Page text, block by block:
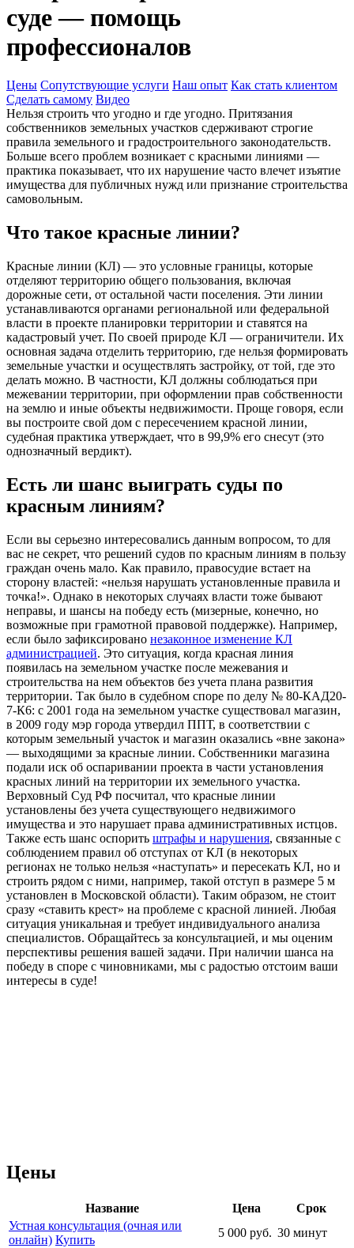
суде — помощь
профессионалов
Цены Сопутствующие услуги Наш опыт Как стать клиентом
Сделать самому Видео
Нельзя строить что угодно и где угодно. Притязания
собственников земельных участков сдерживают строгие
правила земельного и градостроительного законодательств.
Больше всего проблем возникает с красными линиями —
практика показывает, что их нарушение часто влечет изъятие
имущества для публичных нужд или признание строительства
самовольным.
Что такое красные линии?
Красные линии (КЛ) — это условные границы, которые
отделяют территорию общего пользования, включая
дорожные сети, от остальной части поселения. Эти линии
устанавливаются органами региональной или федеральной
власти в проекте планировки территории и ставятся на
кадастровый учет. По своей природе КЛ — ограничители. Их
основная задача отделить территорию, где нельзя формировать
земельные участки и осуществлять застройку, от той, где это
делать можно. В частности, КЛ должны соблюдаться при
межевании территории, при оформлении прав собственности
на землю и иные объекты недвижимости. Проще говоря, если
вы построите свой дом с пересечением красной линии,
судебная практика утверждает, что в 99,9% его снесут (это
однозначный вердикт).
Есть ли шанс выиграть суды по
красным линиям?
Если вы серьезно интересовались данным вопросом, то для
вас не секрет, что решений судов по красным линиям в пользу
граждан очень мало. Как правило, правосудие встает на
сторону властей: «нельзя нарушать установленные правила и
точка!». Однако в некоторых случаях власти тоже бывают
неправы, и шансы на победу есть (мизерные, конечно, но
возможные при грамотной правовой поддержке). Например,
если было зафиксировано незаконное изменение КЛ
администрацией. Это ситуация, когда красная линия
появилась на земельном участке после межевания и
строительства на нем объектов без учета плана развития
территории. Так было в судебном споре по делу № 80-КАД20-
7-К6: с 2001 года на земельном участке существовал магазин,
в 2009 году мэр города утвердил ППТ, в соответствии с
которым земельный участок и магазин оказались «вне закона»
— выходящими за красные линии. Собственники магазина
подали иск об оспаривании проекта в части установления
красных линий на территории их земельного участка.
Верховный Суд РФ посчитал, что красные линии
установлены без учета существующего недвижимого
имущества и это нарушает права административных истцов.
Также есть шанс оспорить штрафы и нарушения, связанные с
соблюдением правил об отступах от КЛ (в некоторых
регионах не только нельзя «наступать» и пересекать КЛ, но и
строить рядом с ними, например, такой отступ в размере 5 м
установлен в Московской области). Таким образом, не стоит
сразу «ставить крест» на проблеме с красной линией. Любая
ситуация уникальная и требует индивидуального анализа
специалистов. Обращайтесь за консультацией, и мы оценим
перспективы решения вашей задачи. При наличии шанса на
победу в споре с чиновниками, мы с радостью отстоим ваши
интересы в суде!
Цены
Название Цена
Срок
Устная консультация (очная или
онлайн) Купить
5 000 руб. 30 минут